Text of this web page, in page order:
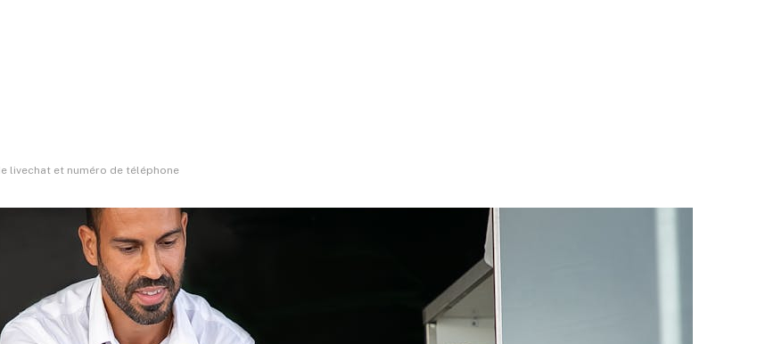
livechat et numéro de téléphone